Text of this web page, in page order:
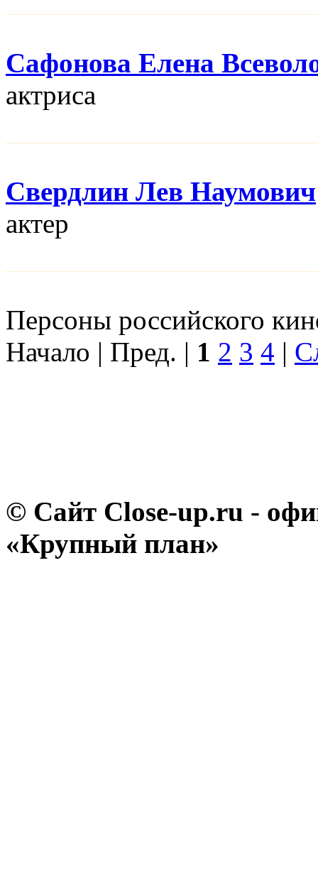
Сафонова Елена
актриса
Свердлин Лев Наумович
актер
Персоны российского
Начало | Пред. | 1 2 3 4 |
© Сайт Close-up.ru -
«Крупный план»